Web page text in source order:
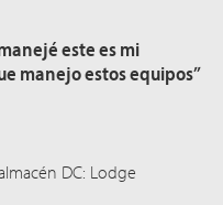
este es mi
manejo estos equipos”
DC: Lodge